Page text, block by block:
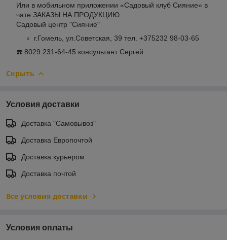
Или в мобильном приложении «Садовый клуб Сияние» в
чате ЗАКАЗЫ НА ПРОДУКЦИЮ
Садовый центр "Сияние"
г.Гомель, ул.Советская, 39 тел. +375232 98-03-65
☎️ 8029 231-64-45 консультант Сергей
Скрыть
Условия доставки
Доставка "Самовывоз"
Доставка Европочтой
Доставка курьером
Доставка почтой
Все условия доставки
Условия оплаты